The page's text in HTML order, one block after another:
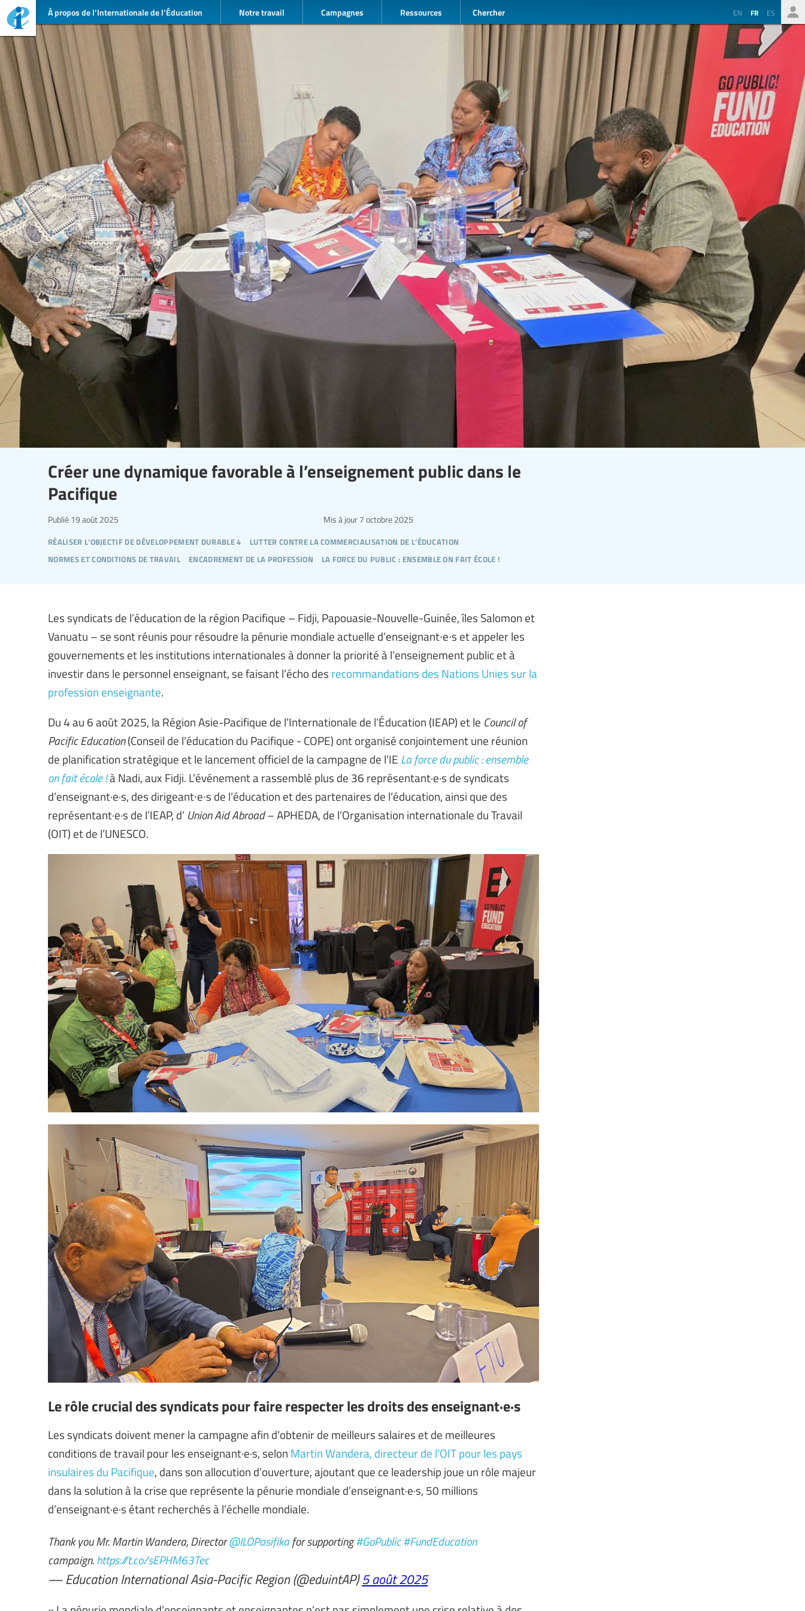
À propos de l’Internationale de l’Éducation Notre travail Campagnes Ressources Chercher EN FR ES
Créer une dynamique favorable à l’enseignement public dans le
Pacifique
réaliser l’objectif de développement durable 4 lutter contre la commercialisation de l’éducation
normes et conditions de travail encadrement de la profession la force du public : ensemble on fait école !
Publié 19 août 2025 Mis à jour 7 octobre 2025
Les syndicats de l’éducation de la région Pacifique – Fidji, Papouasie-Nouvelle-Guinée, îles Salomon et
Vanuatu – se sont réunis pour résoudre la pénurie mondiale actuelle d’enseignant∙e∙s et appeler les
gouvernements et les institutions internationales à donner la priorité à l’enseignement public et à
investir dans le personnel enseignant, se faisant l’écho des recommandations des Nations Unies sur la
profession enseignante.
Du 4 au 6 août 2025, la Région Asie-Pacifique de l’Internationale de l’Éducation (IEAP) et le Council of
Pacific Education(Conseil de l’éducation du Pacifique - COPE) ont organisé conjointement une réunion
de planification stratégique et le lancement officiel de la campagne de l’IE La force du public : ensemble
on fait école !à Nadi, aux Fidji. L’événement a rassemblé plus de 36 représentant·e·s de syndicats
d’enseignant·e·s, des dirigeant∙e∙s de l’éducation et des partenaires de l’éducation, ainsi que des
représentant·e·s de l’IEAP, d’ Union Aid Abroad– APHEDA, de l’Organisation internationale du Travail
(OIT) et de l’UNESCO.
Le rôle crucial des syndicats pour faire respecter les droits des enseignant·e·s
Les syndicats doivent mener la campagne afin d’obtenir de meilleurs salaires et de meilleures
conditions de travail pour les enseignant·e·s, selon Martin Wandera, directeur de l’OIT pour les pays
insulaires du Pacifique, dans son allocution d’ouverture, ajoutant que ce leadership joue un rôle majeur
dans la solution à la crise que représente la pénurie mondiale d’enseignant·e·s, 50 millions
d’enseignant·e·s étant recherchés à l’échelle mondiale.
Thank you Mr. Martin Wandera, Director@ILOPasifikafor supporting#GoPublic#FundEducation
campaign.https://t.co/sEPHM63Tec
— Education International Asia-Pacific Region (@eduintAP)5 août 2025